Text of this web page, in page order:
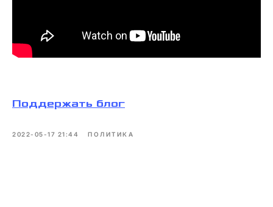
Поддержать блог
2022-05-17 21:44 ПОЛИТИКА